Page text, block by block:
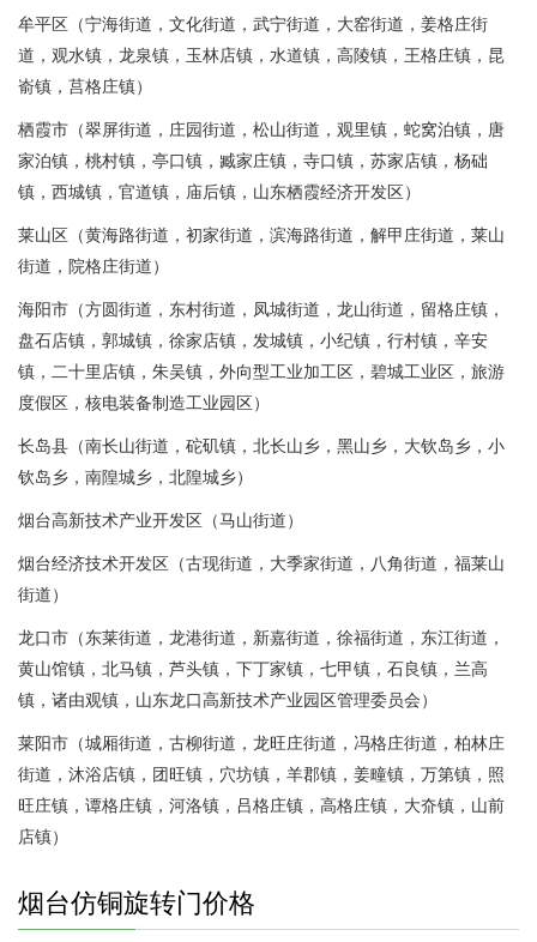
牟平区（宁海街道，文化街道，武宁街道，大窑街道，姜格庄街
道，观水镇，龙泉镇，玉林店镇，水道镇，高陵镇，王格庄镇，昆
嵛镇，莒格庄镇）
栖霞市（翠屏街道，庄园街道，松山街道，观里镇，蛇窝泊镇，唐
家泊镇，桃村镇，亭口镇，臧家庄镇，寺口镇，苏家店镇，杨础
镇，西城镇，官道镇，庙后镇，山东栖霞经济开发区）
莱山区（黄海路街道，初家街道，滨海路街道，解甲庄街道，莱山
街道，院格庄街道）
海阳市（方圆街道，东村街道，凤城街道，龙山街道，留格庄镇，
盘石店镇，郭城镇，徐家店镇，发城镇，小纪镇，行村镇，辛安
镇，二十里店镇，朱吴镇，外向型工业加工区，碧城工业区，旅游
度假区，核电装备制造工业园区）
长岛县（南长山街道，砣矶镇，北长山乡，黑山乡，大钦岛乡，小
钦岛乡，南隍城乡，北隍城乡）
烟台高新技术产业开发区（马山街道）
烟台经济技术开发区（古现街道，大季家街道，八角街道，福莱山
街道）
龙口市（东莱街道，龙港街道，新嘉街道，徐福街道，东江街道，
黄山馆镇，北马镇，芦头镇，下丁家镇，七甲镇，石良镇，兰高
镇，诸由观镇，山东龙口高新技术产业园区管理委员会）
莱阳市（城厢街道，古柳街道，龙旺庄街道，冯格庄街道，柏林庄
街道，沐浴店镇，团旺镇，穴坊镇，羊郡镇，姜疃镇，万第镇，照
旺庄镇，谭格庄镇，河洛镇，吕格庄镇，高格庄镇，大夼镇，山前
店镇）
烟台仿铜旋转门价格